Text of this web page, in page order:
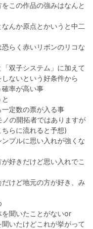
この作品の強みはなんと
んか原点とかいうと中二
らく赤いリボンのリコな
双子システム」に加えて
ないという好条件から
率が高い事
定数の票が入る事
の開拓者ではありますが
らに流れると予想)
プルに思い入れが強くな
好きだけど思い入れでこ
けど地元の方が好き、み
聞いたことがないor
いたけどこれが挙がって